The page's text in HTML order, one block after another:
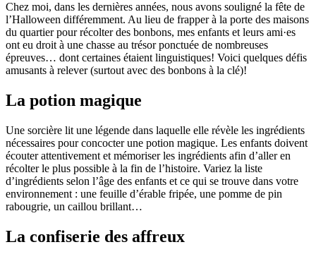
Chez moi, dans les dernières années, nous avons souligné la fête de
l’Halloween différemment. Au lieu de frapper à la porte des maisons
du quartier pour récolter des bonbons, mes enfants et leurs ami·es
ont eu droit à une chasse au trésor ponctuée de nombreuses
épreuves… dont certaines étaient linguistiques! Voici quelques défis
amusants à relever (surtout avec des bonbons à la clé)!
La potion magique
Une sorcière lit une légende dans laquelle elle révèle les ingrédients
nécessaires pour concocter une potion magique. Les enfants doivent
écouter attentivement et mémoriser les ingrédients afin d’aller en
récolter le plus possible à la fin de l’histoire. Variez la liste
d’ingrédients selon l’âge des enfants et ce qui se trouve dans votre
environnement : une feuille d’érable fripée, une pomme de pin
rabougrie, un caillou brillant…
La confiserie des affreux